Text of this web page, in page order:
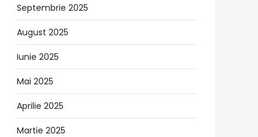
Septembrie 2025
August 2025
Iunie 2025
Mai 2025
Aprilie 2025
Martie 2025